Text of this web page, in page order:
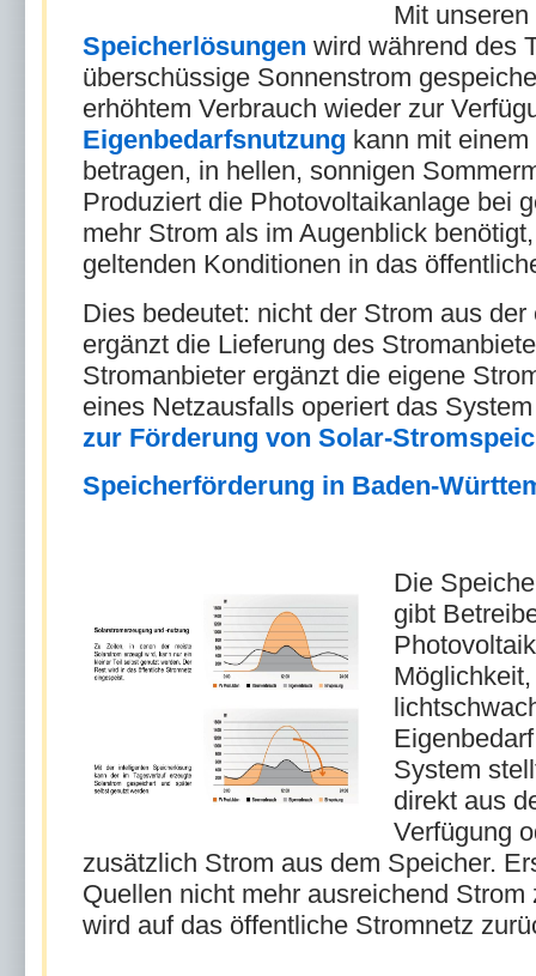
Mit unseren
Speicherlösungen wird während des
überschüssige Sonnenstrom
erhöhtem Verbrauch wieder zur
Eigenbedarfsnutzung kann mit
betragen, in hellen, sonnigen
Produziert die Photovoltaikanlage bei
mehr Strom als im Augenblick
geltenden Konditionen in das
Dies bedeutet: nicht der Strom aus
ergänzt die Lieferung des
Stromanbieter ergänzt die eigene
eines Netzausfalls operiert das
zur Förderung von Solar-
Speicherförderung in Baden-
Die
gibt
System
direkt aus
Verfügung
zusätzlich Strom aus dem Speicher.
Quellen nicht mehr ausreichend Strom
wird auf das öffentliche Stromnetz